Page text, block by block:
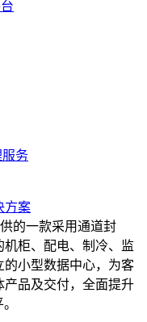
务
方案
的一款采用通道封
机柜、配电、制冷、监
的小型数据中心，为客
产品及交付，全面提升